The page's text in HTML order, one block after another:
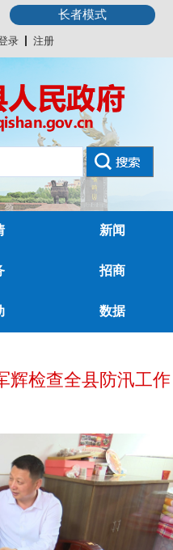
长者模式
录 注册
新闻
招商
数据
辉检查全县防汛工作